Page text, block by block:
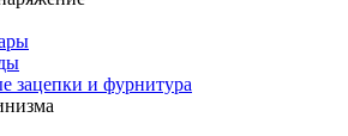
зацепки и фурнитура